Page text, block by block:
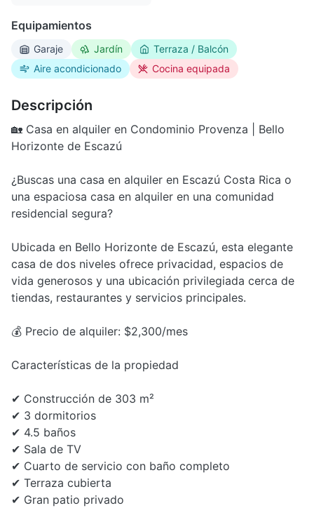
Equipamientos
Garaje Jardín
Terraza / Balcón
Aire acondicionado
Cocina equipada
Descripción
🏡 Casa en alquiler en Condominio Provenza | Bello
Horizonte de Escazú
¿Buscas una casa en alquiler en Escazú Costa Rica o
una espaciosa casa en alquiler en una comunidad
residencial segura?
Ubicada en Bello Horizonte de Escazú, esta elegante
casa de dos niveles ofrece privacidad, espacios de
vida generosos y una ubicación privilegiada cerca de
tiendas, restaurantes y servicios principales.
💰 Precio de alquiler: $2,300/mes
Características de la propiedad
✔ Construcción de 303 m²
✔ 3 dormitorios
✔ 4.5 baños
✔ Sala de TV
✔ Cuarto de servicio con baño completo
✔ Terraza cubierta
✔ Gran patio privado